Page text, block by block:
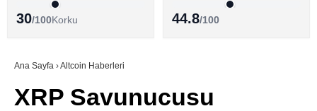
Youtube
ALTCOİN HABERLERİ
SÖZLÜK
30/100Korku 44.8/100
Ana Sayfa ›Altcoin Haberleri
XRP Savunucusu